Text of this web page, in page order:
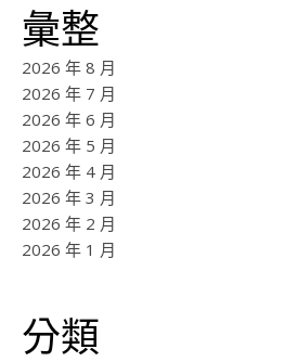
彙整
2026 年 8 月
2026 年 7 月
2026 年 6 月
2026 年 5 月
2026 年 4 月
2026 年 3 月
2026 年 2 月
2026 年 1 月
分類